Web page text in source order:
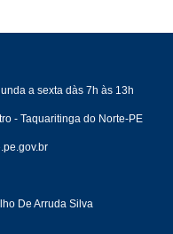
a sexta dàs 7h às 13h
- Taquaritinga do Norte-PE
De Arruda Silva